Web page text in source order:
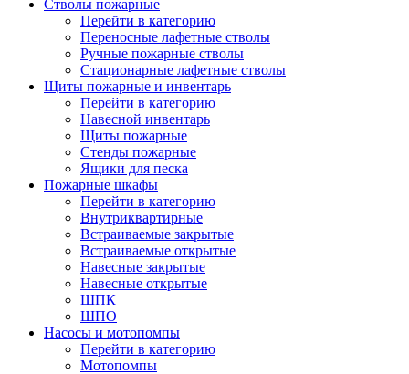
Стволы пожарные
Перейти в категорию
Переносные лафетные стволы
Ручные пожарные стволы
Стационарные лафетные стволы
Щиты пожарные и инвентарь
Перейти в категорию
Навесной инвентарь
Щиты пожарные
Стенды пожарные
Ящики для песка
Пожарные шкафы
Перейти в категорию
Внутриквартирные
Встраиваемые закрытые
Встраиваемые открытые
Навесные закрытые
Навесные открытые
ШПК
ШПО
Насосы и мотопомпы
Перейти в категорию
Мотопомпы